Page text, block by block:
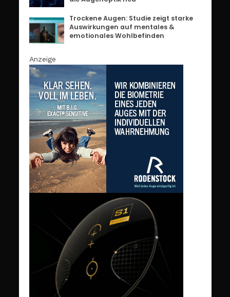
Trockene Augen: Studie zeigt starke
Auswirkungen auf mentales &
emotionales Wohlbefinden
Anzeige